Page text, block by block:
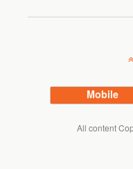
Mobile
All content